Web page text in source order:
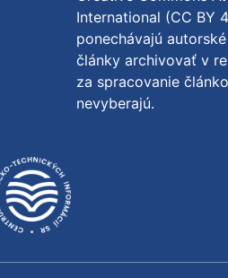
International (CC BY
ponechávajú
články archivovať v
za spracovanie
nevyberajú.